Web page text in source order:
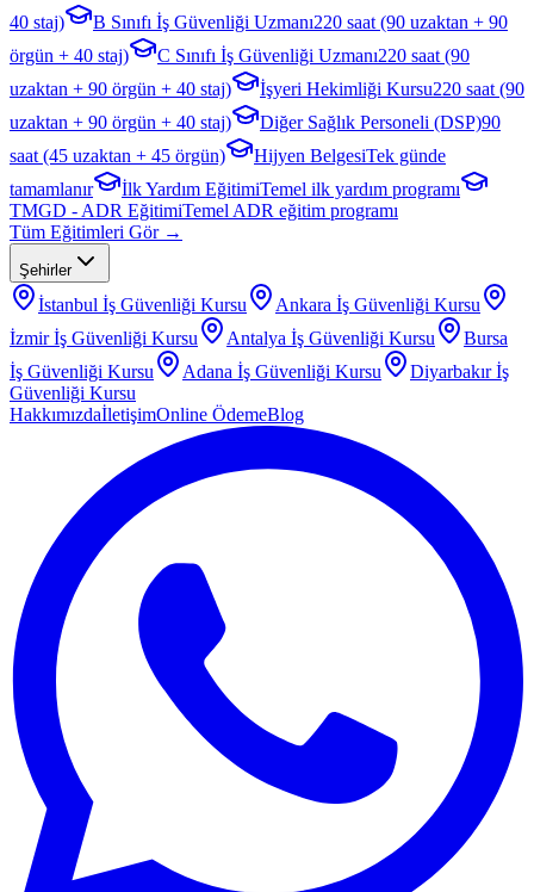
40 staj)
B Sınıfı İş Güvenliği Uzmanı220 saat (90 uzaktan + 90
örgün + 40 staj)
C Sınıfı İş Güvenliği Uzmanı220 saat (90
uzaktan + 90 örgün + 40 staj)
İşyeri Hekimliği Kursu220 saat (90
uzaktan + 90 örgün + 40 staj)
Diğer Sağlık Personeli (DSP)90
saat (45 uzaktan + 45 örgün)
Hijyen BelgesiTek günde
tamamlanır
İlk Yardım EğitimiTemel ilk yardım programı
TMGD - ADR EğitimiTemel ADR eğitim programı
Tüm Eğitimleri Gör →
Şehirler
İstanbul İş Güvenliği Kursu Ankara İş Güvenliği Kursu
İzmirİş Güvenliği Kursu Antalya İş Güvenliği Kursu
Bursa
İş Güvenliği Kursu
Adana İş Güvenliği Kursu Diyarbakırİş
Güvenliği Kursu
HakkımızdaİletişimOnline ÖdemeBlog